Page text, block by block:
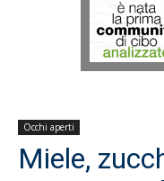
Occhi aperti
Miele,